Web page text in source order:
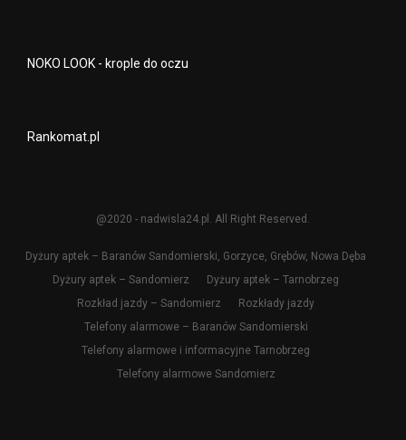
NOKO LOOK - krople do oczu
Rankomat.pl
@2020 - nadwisla24.pl. All Right Reserved.
Dyżury aptek – Baranów Sandomierski, Gorzyce, Grębów, Nowa Dęba
Dyżury aptek – Sandomierz
Dyżury aptek – Tarnobrzeg
Rozkład jazdy – Sandomierz
Rozkłady jazdy
Telefony alarmowe – Baranów Sandomierski
Telefony alarmowe i informacyjne Tarnobrzeg
Telefony alarmowe Sandomierz